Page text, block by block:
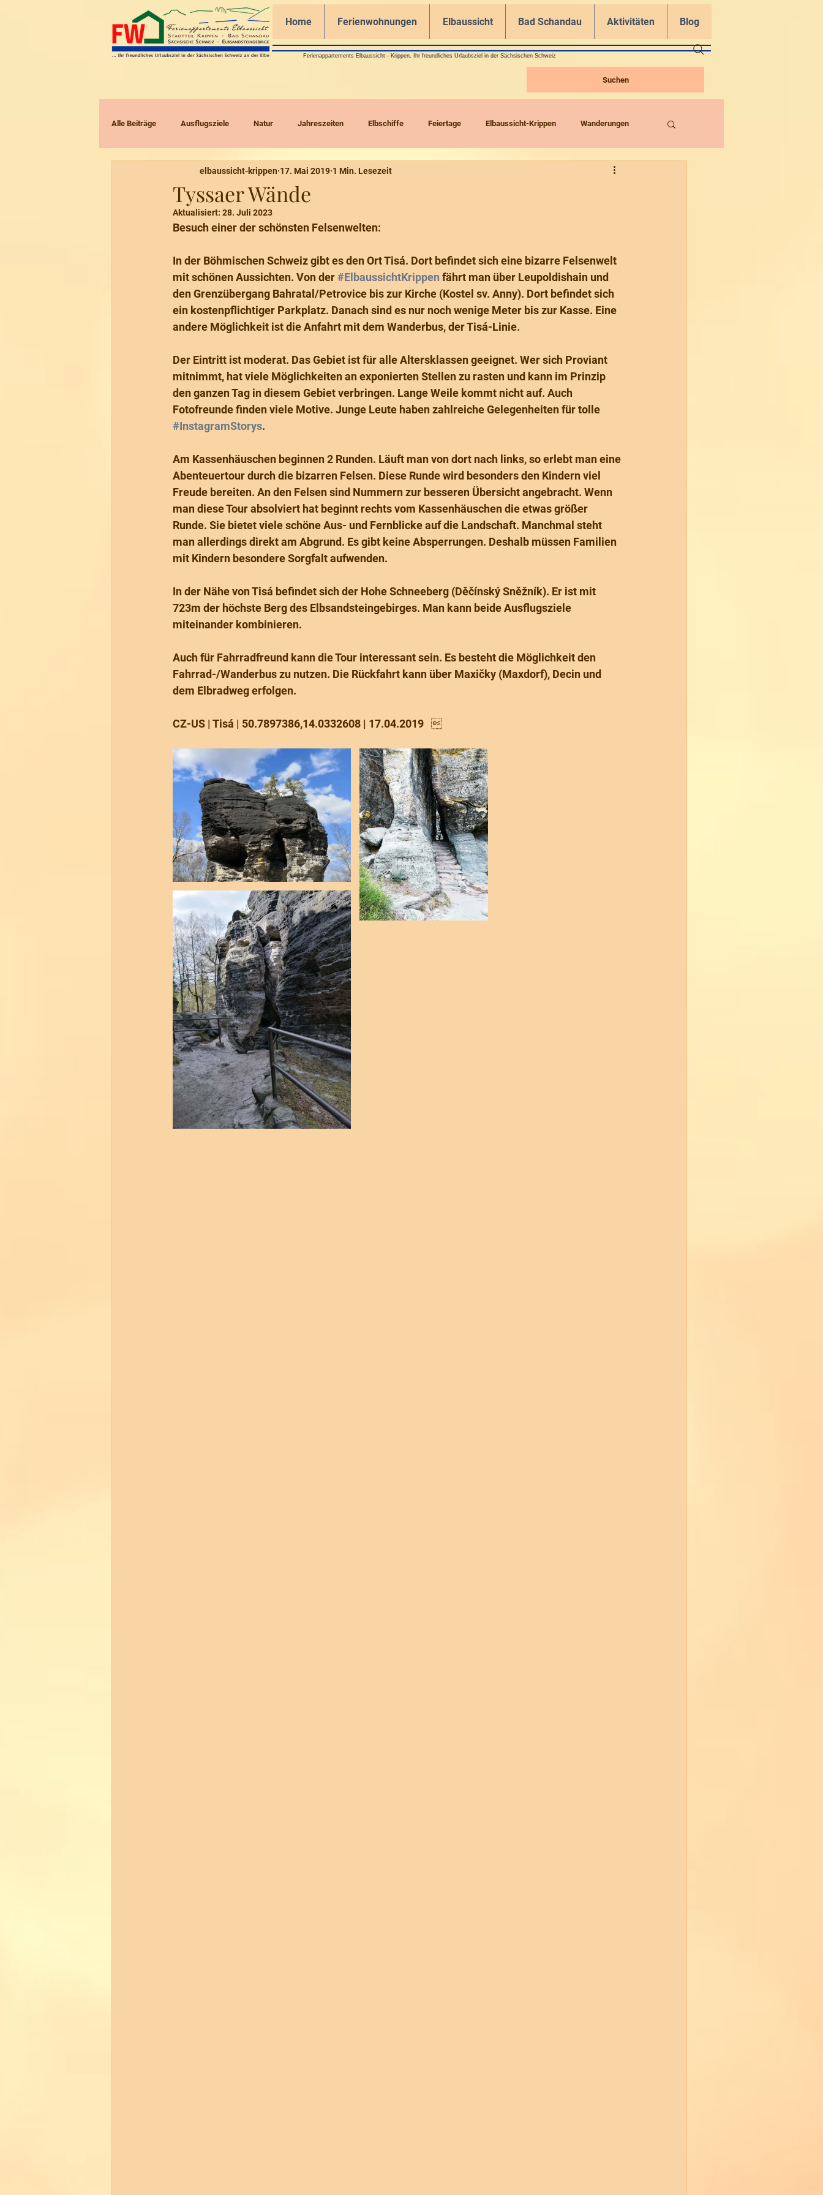
Home Ferienwohnungen Elbaussicht Bad Schandau Aktivitäten Blog
Ferienappartements Elbaussicht - Krippen, Ihr freundliches Urlaubsziel in der Sächsischen Schweiz
Suchen
Alle Beiträge Ausflugsziele Natur Jahreszeiten Elbschiffe Feiertage Elbaussicht-Krippen Wanderungen
Touren mit Kindern Drohnenflüge
Tyssaer Wände
elbaussicht-krippen 17. Mai 2019 1 Min. Lesezeit
Aktualisiert: 28. Juli 2023
Besuch einer der schönsten Felsenwelten:
In der Böhmischen Schweiz gibt es den Ort Tisá. Dort befindet sich eine bizarre Felsenwelt
mit schönen Aussichten. Von der #ElbaussichtKrippen fährt man über Leupoldishain und
den Grenzübergang Bahratal/Petrovice bis zur Kirche (Kostel sv. Anny). Dort befindet sich
ein kostenpflichtiger Parkplatz. Danach sind es nur noch wenige Meter bis zur Kasse. Eine
andere Möglichkeit ist die Anfahrt mit dem Wanderbus, der Tisá-Linie.
Der Eintritt ist moderat. Das Gebiet ist für alle Altersklassen geeignet. Wer sich Proviant
mitnimmt, hat viele Möglichkeiten an exponierten Stellen zu rasten und kann im Prinzip
den ganzen Tag in diesem Gebiet verbringen. Lange Weile kommt nicht auf. Auch
Fotofreunde finden viele Motive. Junge Leute haben zahlreiche Gelegenheiten für tolle
#InstagramStorys.
Am Kassenhäuschen beginnen 2 Runden. Läuft man von dort nach links, so erlebt man eine
Abenteuertour durch die bizarren Felsen. Diese Runde wird besonders den Kindern viel
Freude bereiten. An den Felsen sind Nummern zur besseren Übersicht angebracht. Wenn
man diese Tour absolviert hat beginnt rechts vom Kassenhäuschen die etwas größer
Runde. Sie bietet viele schöne Aus- und Fernblicke auf die Landschaft. Manchmal steht
man allerdings direkt am Abgrund. Es gibt keine Absperrungen. Deshalb müssen Familien
mit Kindern besondere Sorgfalt aufwenden.
In der Nähe von Tisá befindet sich der Hohe Schneeberg (Děčínský Sněžník). Er ist mit
723m der höchste Berg des Elbsandsteingebirges. Man kann beide Ausflugsziele
miteinander kombinieren.
Auch für Fahrradfreund kann die Tour interessant sein. Es besteht die Möglichkeit den
Fahrrad-/Wanderbus zu nutzen. Die Rückfahrt kann über Maxičky (Maxdorf), Decin und
dem Elbradweg erfolgen.
CZ-US | Tisá | 50.7897386,14.0332608 | 17.04.2019   